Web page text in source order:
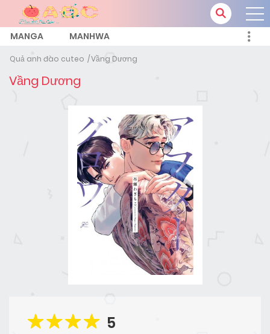
MANGA MANHWA
Quả anh đào cuteo Vầng Dương
Vầng Dương
5